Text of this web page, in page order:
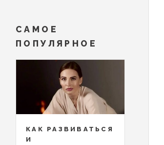
САМОЕ
ПОПУЛЯРНОЕ
КАК РАЗВИВАТЬСЯ
И